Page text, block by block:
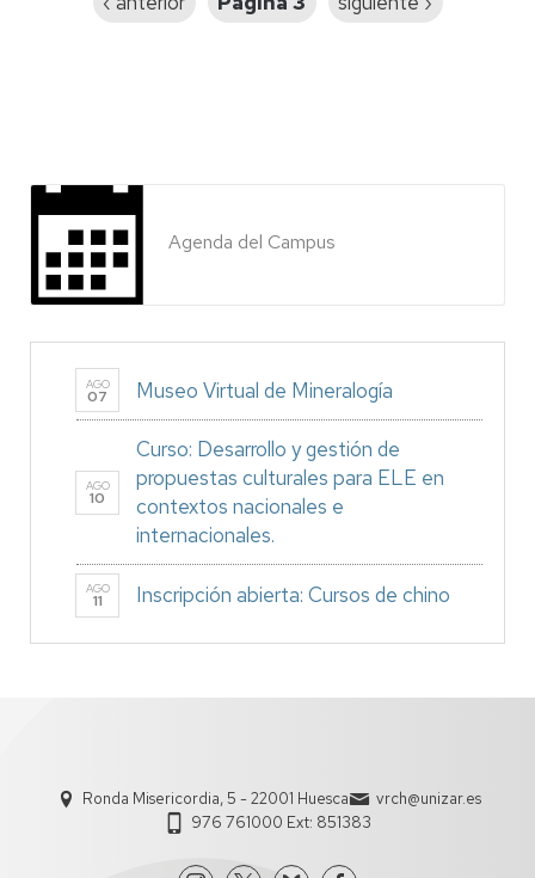
Agenda del Campus
AGO
07 Museo Virtual de Mineralogía
AGO
10
Curso: Desarrollo y gestión de
propuestas culturales para ELE en
contextos nacionales e
internacionales.
AGO
11 Inscripción abierta: Cursos de chino
Ronda Misericordia, 5 - 22001 Huesca
vrch@unizar.es
976 761000 Ext: 851383